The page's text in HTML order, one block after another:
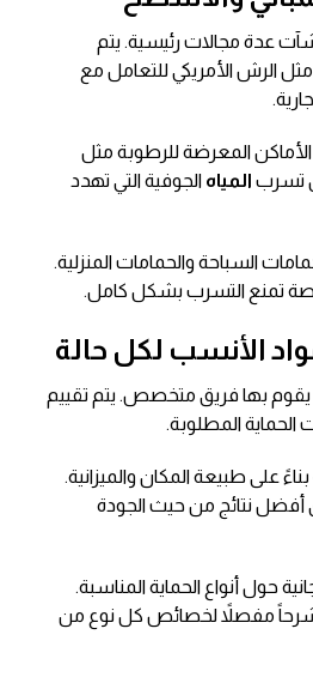
عدة مجالات رئيسية. يتم
الرش الأمريكي للتعامل مع
المعرضة للرطوبة مثل
تسرب المياه الجوفية التي تهدد
السباحة والحمامات المنزلية.
تمنع التسرب بشكل كامل.
الأنسب لكل حالة
يقوم بها فريق متخصص. يتم تقييم
الحماية المطلوبة.
على طبيعة المكان والميزانية.
نتائج من حيث الجودة
حول أنواع الحماية المناسبة.
مفصلاً لخصائص كل نوع من